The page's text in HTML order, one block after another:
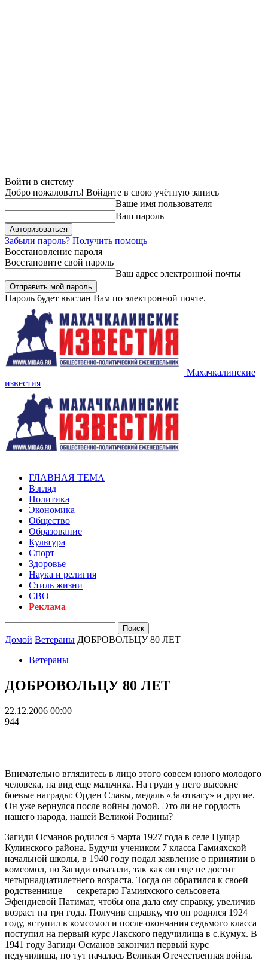
Войти в систему
Добро пожаловать! Войдите в свою учётную запись
Ваше имя пользователя
Ваш пароль
Забыли пароль? Получить помощь
Восстановление пароля
Восстановите свой пароль
Ваш адрес электронной почты
Пароль будет выслан Вам по электронной почте.
Махачкалинские
известия
ГЛАВНАЯ ТЕМА
Взгляд
Политика
Экономика
Общество
Образование
Культура
Спорт
Здоровье
Наука и религия
Стиль жизни
СВО
Реклама
Домой Ветераны ДОБРОВОЛЬЦУ 80 ЛЕТ
Ветераны
ДОБРОВОЛЬЦУ 80 ЛЕТ
22.12.2006 00:00
944
Внимательно вглядитесь в лицо этого совсем юного молодого
человека, на вид еще мальчика. На груди у него высокие
боевые награды: Орден Славы, медаль «За отвагу» и другие.
Он уже вернулся после войны домой. Это ли не гордость
нашего народа, нашей Великой Родины?
Загиди Османов родился 5 марта 1927 года в селе Цущар
Кулинского района. Будучи учеником 7 класса Гамияхской
начальной школы, в 1940 году подал заявление о принятии в
комсомол, но Загиди отказали, так как он еще не достиг
четырнадцатилетнего возраста. Тогда он обратился к своей
родственнице — секретарю Гамияхского сельсовета
Эфендиевой Патимат, чтобы она дала ему справку, увеличив
возраст на три года. Получив справку, что он родился 1924
году, вступил в комсомол и после окончания седьмого класса
поступил на первый курс Лакского педучилища в с.Кумух. В
1941 году Загиди Османов закончил первый курс
педучилища, но тут началась Великая Отечественная война.